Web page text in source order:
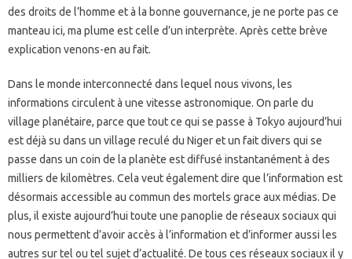
des droits de l’homme et à la bonne gouvernance, je ne porte pas ce
manteau ici, ma plume est celle d’un interprète. Après cette brève
explication venons-en au fait.
Dans le monde interconnecté dans lequel nous vivons, les
informations circulent à une vitesse astronomique. On parle du
village planétaire, parce que tout ce qui se passe à Tokyo aujourd’hui
est déjà su dans un village reculé du Niger et un fait divers qui se
passe dans un coin de la planète est diffusé instantanément à des
milliers de kilomètres. Cela veut également dire que l’information est
désormais accessible au commun des mortels grace aux médias. De
plus, il existe aujourd’hui toute une panoplie de réseaux sociaux qui
nous permettent d’avoir accès à l’information et d’informer aussi les
autres sur tel ou tel sujet d’actualité. De tous ces réseaux sociaux il y